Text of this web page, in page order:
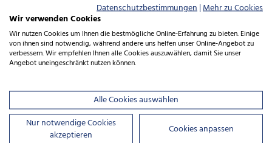
PROGRAMMINFORMATION | PRODUKTINFORMATIONEN
Produktinformation Gründung
regionaler und lokaler Energieagenturen
in Niedersachsen
PROGRAMMINFORMATION | BEDINGUNGEN
Förderkriterien Gründung regionaler
und lokaler Energieagenturen
Datenschutzbestimmungen|Mehr zu Cookies
Wir verwenden Cookies
Wir nutzen Cookies um Ihnen die bestmögliche Online-Erfahrung zu bieten. Einige
von ihnen sind notwendig, während andere uns helfen unser Online-Angebot zu
verbessern. Wir empfehlen Ihnen alle Cookies auszuwählen, damit Sie unser
Angebot uneingeschränkt nutzen können.
Alle Cookies auswählen
Nur notwendige Cookies
akzeptieren
Cookies anpassen